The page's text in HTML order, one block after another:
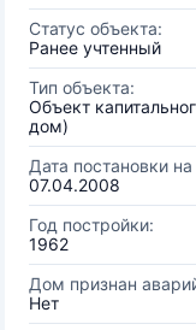
Статус объекта:
Ранее учтенный
Тип объекта:
Объект
дом)
Дата постановки на
07.04.2008
Год постройки:
1962
Дом признан
Нет